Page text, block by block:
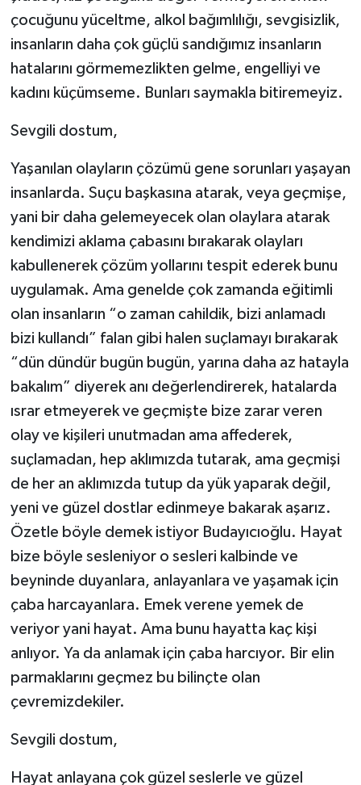
çocuğunu yüceltme, alkol bağımlılığı, sevgisizlik,
insanların daha çok güçlü sandığımız insanların
hatalarını görmemezlikten gelme, engelliyi ve
kadını küçümseme. Bunları saymakla bitiremeyiz.
Sevgili dostum,
Yaşanılan olayların çözümü gene sorunları yaşayan
insanlarda. Suçu başkasına atarak, veya geçmişe,
yani bir daha gelemeyecek olan olaylara atarak
kendimizi aklama çabasını bırakarak olayları
kabullenerek çözüm yollarını tespit ederek bunu
uygulamak. Ama genelde çok zamanda eğitimli
olan insanların “o zaman cahildik, bizi anlamadı
bizi kullandı” falan gibi halen suçlamayı bırakarak
“dün dündür bugün bugün, yarına daha az hatayla
bakalım” diyerek anı değerlendirerek, hatalarda
ısrar etmeyerek ve geçmişte bize zarar veren
olay ve kişileri unutmadan ama affederek,
suçlamadan, hep aklımızda tutarak, ama geçmişi
de her an aklımızda tutup da yük yaparak değil,
yeni ve güzel dostlar edinmeye bakarak aşarız.
Özetle böyle demek istiyor Budayıcıoğlu. Hayat
bize böyle sesleniyor o sesleri kalbinde ve
beyninde duyanlara, anlayanlara ve yaşamak için
çaba harcayanlara. Emek verene yemek de
veriyor yani hayat. Ama bunu hayatta kaç kişi
anlıyor. Ya da anlamak için çaba harcıyor. Bir elin
parmaklarını geçmez bu bilinçte olan
çevremizdekiler.
Sevgili dostum,
Hayat anlayana çok güzel seslerle ve güzel